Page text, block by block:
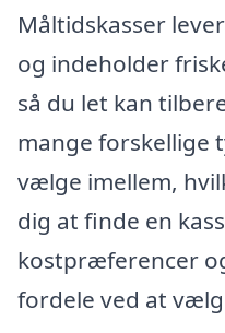
Måltidskasser
og indeholder
så du let kan
mange forskellige
vælge imellem,
dig at finde en
kostpræferencer
fordele ved at